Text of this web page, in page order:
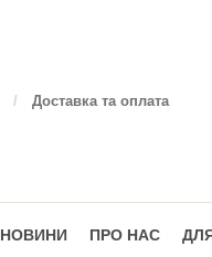
/ Доставка та оплата
НОВИНИ ПРО НАС